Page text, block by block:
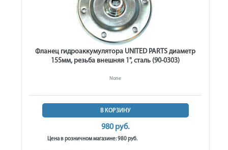
Фланец гидроаккумулятора UNITED PARTS диаметр
155мм, резьба внешняя 1", сталь (90-0303)
None
В КОРЗИНУ
980 руб.
Цена в розничном магазине: 980 руб.